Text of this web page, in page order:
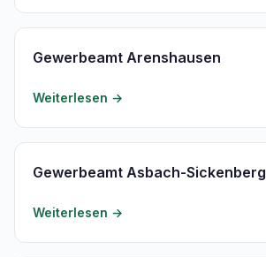
Gewerbeamt Arenshausen
Weiterlesen →
Gewerbeamt Asbach-Sickenberg
Weiterlesen →